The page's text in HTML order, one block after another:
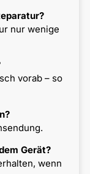
nur wenige
vorab – so
Gerät?
wenn